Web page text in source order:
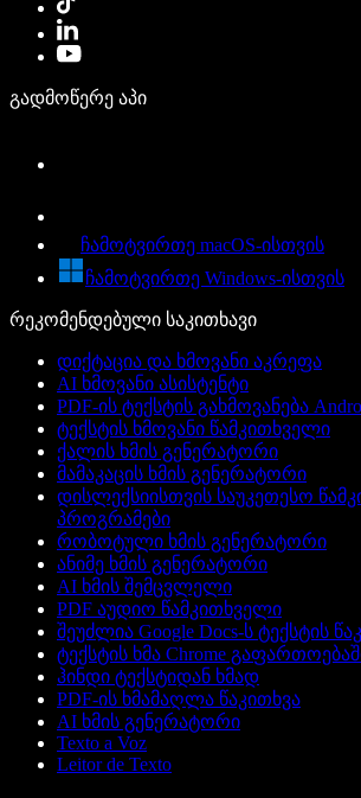
გადმოწერე აპი
ჩამოტვირთე macOS-ისთვის
ჩამოტვირთე Windows-ისთვის
რეკომენდებული საკითხავი
დიქტაცია და ხმოვანი აკრეფა
AI ხმოვანი ასისტენტი
PDF-ის ტექსტის გახმოვანება
ტექსტის ხმოვანი წამკითხველი
ქალის ხმის გენერატორი
მამაკაცის ხმის გენერატორი
დისლექსიისთვის საუკეთესო
პროგრამები
რობოტული ხმის გენერატორი
ანიმე ხმის გენერატორი
AI ხმის შემცვლელი
PDF აუდიო წამკითხველი
შეუძლია Google Docs-ს ტექსტის
ტექსტის ხმა Chrome
ჰინდი ტექსტიდან ხმად
PDF-ის ხმამაღლა წაკითხვა
AI ხმის გენერატორი
Texto a Voz
Leitor de Texto